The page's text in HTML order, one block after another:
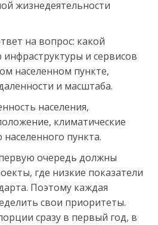
жизнедеятельности
на вопрос: какой
и сервисов
населенном пункте,
и масштаба.
населения,
климатические
пункта.
очередь должны
где низкие показатели
Поэтому каждая
свои приоритеты.
сразу в первый год, в